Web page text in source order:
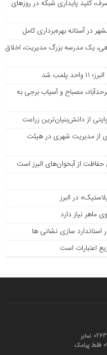
کلید پایداری شبکه در روزهای
یک مدرسه بزرگ مدیریت، اخلاق
شد
مصباح و آسیاب برجی به
از دانش‌بنیان‌ترین زراعت
مدیریت شهری در هیئت
از آبخوان‌های البرز است
در البرز
ماهر نیاز دارد
سازی نشانی ها
اعتبارات است
نمابر